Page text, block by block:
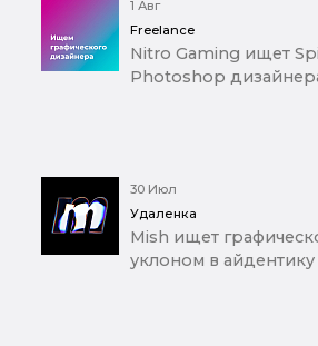
1 Авг
Freelance
Nitro Gaming ищет
Photoshop
30 Июл
Удаленка
Mish ищет
уклоном в айдентику